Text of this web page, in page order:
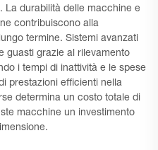
La durabilità delle macchine e
contribuiscono alla
termine. Sistemi avanzati
guasti grazie al rilevamento
i tempi di inattività e le spese
prestazioni efficienti nella
determina un costo totale di
macchine un investimento